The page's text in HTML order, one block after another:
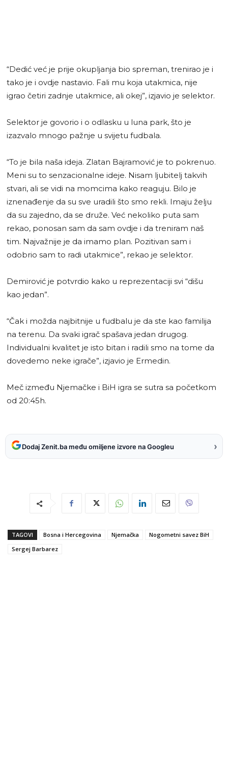
“Dedić već je prije okupljanja bio spreman, trenirao je i
tako je i ovdje nastavio. Fali mu koja utakmica, nije
igrao četiri zadnje utakmice, ali okej”, izjavio je selektor.
Selektor je govorio i o odlasku u luna park, što je
izazvalo mnogo pažnje u svijetu fudbala.
“To je bila naša ideja. Zlatan Bajramović je to pokrenuo.
Meni su to senzacionalne ideje. Nisam ljubitelj takvih
stvari, ali se vidi na momcima kako reaguju. Bilo je
iznenađenje da su sve uradili što smo rekli. Imaju želju
da su zajedno, da se druže. Već nekoliko puta sam
rekao, ponosan sam da sam ovdje i da treniram naš
tim. Najvažnije je da imamo plan. Pozitivan sam i
odobrio sam to radi utakmice”, rekao je selektor.
Demirović je potvrdio kako u reprezentaciji svi “dišu
kao jedan”.
“Čak i možda najbitnije u fudbalu je da ste kao familija
na terenu. Da svaki igrač spašava jedan drugog.
Individualni kvalitet je isto bitan i radili smo na tome da
dovedemo neke igrače”, izjavio je Ermedin.
Meč između Njemačke i BiH igra se sutra sa početkom
od 20:45h.
Dodaj Zenit.ba među omiljene izvore na Googleu ›
TAGOVI Bosna i Hercegovina Njemačka
Nogometni savez BiH
Sergej Barbarez